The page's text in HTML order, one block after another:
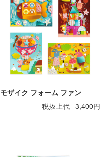
モザイク フォーム ファン
税抜上代
3,400円